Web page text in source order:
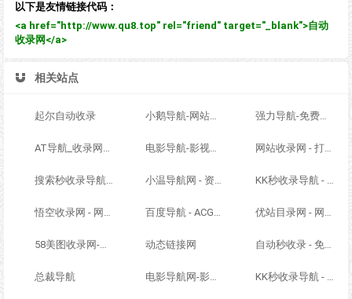
以下是友情链接代码：
<a href="http://www.qu8.top" rel="friend" target="_blank">自动
收录网</a>
相关站点
起尔自动收录 小鹅导航-网站收录-自动收录网-网址收录-自动秒收录 强力导航-免费网站分类导航，提交收录，秒收录
AT导航_收录网_免费收录网站_自动收录网_秒收录 电影导航-影视导航-电影站收录-自动收录网-网站收录 网站收录网 - 打造最与众不同的站点收录网
搜索秒收录导航 - ACG萌次元丨ACG导航网丨二次元导航丨资源网导航丨福利网址导航 - SS秒收录导航网 小温导航网 - 资源网址导航，汇集各大资源网，全网优质教程技术网，搜集资源就从这里开始 KK秒收录导航 - ACG萌次元丨ACG导航网丨二次元导航丨资源网导航丨福利网址导航 - KK秒收录导航网
悟空收录网 - 网址导航大全 | 网站免费收录 | 软文外链发布平台 百度导航 - ACG萌次元丨ACG导航网丨二次元导航丨资源网导航丨福利网址导航 - BaiDu导航 优站目录网 - 网址导航分类网站目录 - 自助网址提交自动收录
58美图收录网-自动收录网站-流量交换-自动链 动态链接网 自动秒收录 - 免费自动秒收录网址导航
总裁导航 电影导航网-影视导航-电影搜索-影视搜索-电影站收录 KK秒收录导航 - ACG萌次元丨ACG导航网丨二次元导航丨资源网导航丨福利网址导航 - KK秒收录导航网